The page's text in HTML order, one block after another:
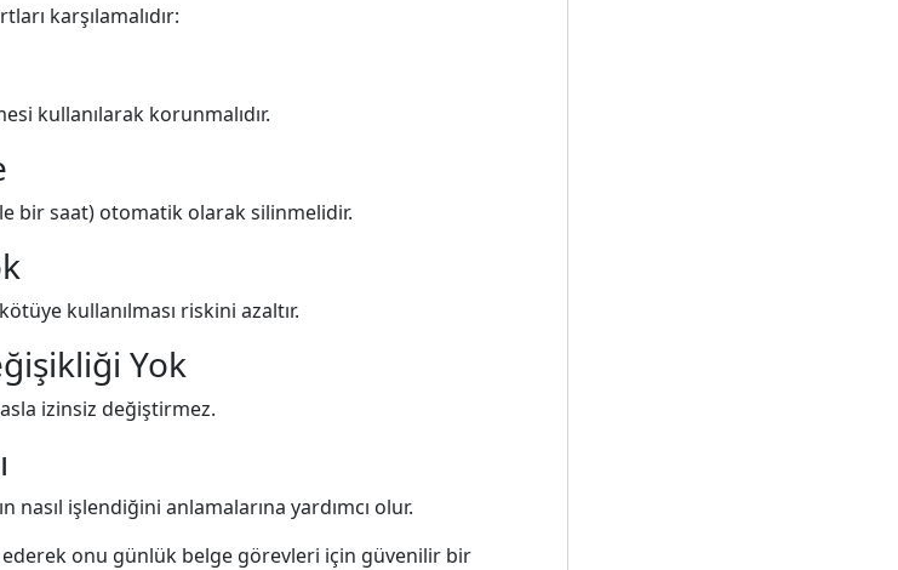
karşılamalıdır:
kullanılarak korunmalıdır.
bir saat) otomatik olarak silinmelidir.
kullanılması riskini azaltır.
Yok
izinsiz değiştirmez.
nasıl işlendiğini anlamalarına yardımcı olur.
onu günlük belge görevleri için güvenilir bir